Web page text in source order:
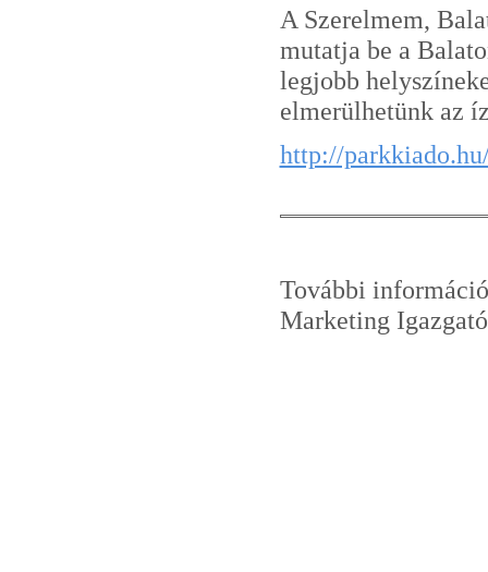
A Szerelmem,
mutatja be a
legjobb
elmerülhetünk az
http://
További
Marketing